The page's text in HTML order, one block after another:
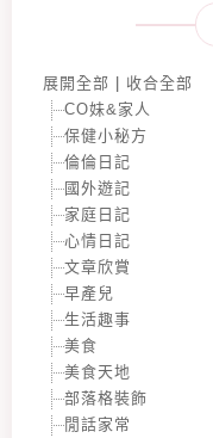
展開全部
收合全部
CO妹&家人
保健小秘方
倫倫日記
國外遊記
家庭日記
心情日記
文章欣賞
早產兒
生活趣事
美食
美食天地
部落格裝飾
閒話家常